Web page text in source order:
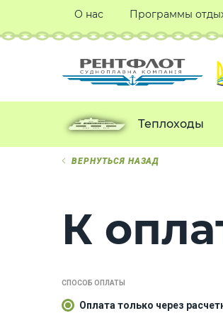
ВЕРНУТЬСЯ НАЗАД
К
СПОСОБ ОПЛАТЫ
Оплата только через
О нас Программы
Теплоходы